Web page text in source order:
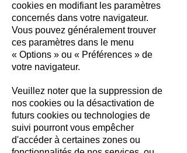
cookies en modifiant les paramètres
concernés dans votre navigateur.
Vous pouvez généralement trouver
ces paramètres dans le menu
« Options » ou « Préférences » de
votre navigateur.
Veuillez noter que la suppression de
nos cookies ou la désactivation de
futurs cookies ou technologies de
suivi pourront vous empêcher
d'accéder à certaines zones ou